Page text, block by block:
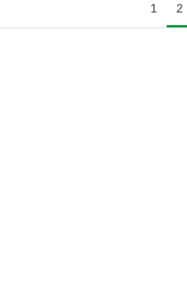
1 2